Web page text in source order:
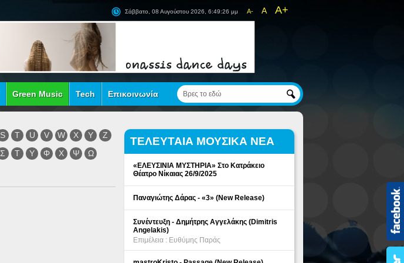
A- A A+
Σάββατο, 08 Αυγούστου 2026, 6:49:26 μμ
Green Music Tech Επικοινωνία
S T U V W X Y
Z
Σ Τ Υ Φ Χ Ψ
Ω
ΤΕΛΕΥΤΑΙΑ ΜΟΥΣΙΚΑ ΝΕΑ
«ΕΛΕΥΣΙΝΙΑ ΜΥΣΤΗΡΙΑ» Στο Κατράκειο
Θέατρο Νίκαιας 26/9/2025
Παναγιώτης Δάρας - «3» (New Release)
Συνέντευξη - Δημήτρης Αγγελάκης (Dimitris
Angelakis)
Επιμέλεια : Ευθύμης Παράς